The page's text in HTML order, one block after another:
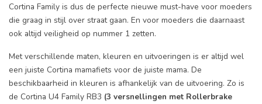
Cortina Family is dus de perfecte nieuwe must-have voor moeders
die graag in stijl over straat gaan. En voor moeders die daarnaast
ook altijd veiligheid op nummer 1 zetten.
Met verschillende maten, kleuren en uitvoeringen is er altijd wel
een juiste Cortina mamafiets voor de juiste mama. De
beschikbaarheid in kleuren is afhankelijk van de uitvoering. Zo is
de Cortina U4 Family RB3 (3 versnellingen met Rollerbrake